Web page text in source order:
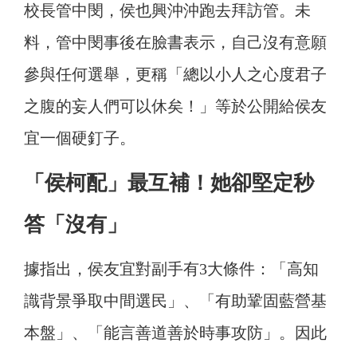
校長管中閔，侯也興沖沖跑去拜訪管。未
料，管中閔事後在臉書表示，自己沒有意願
參與任何選舉，更稱「總以小人之心度君子
之腹的妄人們可以休矣！」等於公開給侯友
宜一個硬釘子。
「侯柯配」最互補！她卻堅定秒
答「沒有」
據指出，侯友宜對副手有3大條件：「高知
識背景爭取中間選民」、「有助鞏固藍營基
本盤」、「能言善道善於時事攻防」。因此